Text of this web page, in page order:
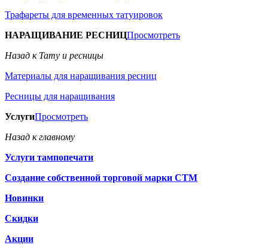
Трафареты для временных татуировок
НАРАЩИВАНИЕ РЕСНИЦПросмотреть
Назад к Тату и ресницы
Материалы для наращивания ресниц
Ресницы для наращивания
УслугиПросмотреть
Назад к главному
Услуги тампопечати
Создание собственной торговой марки СТМ
Новинки
Скидки
Акции